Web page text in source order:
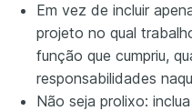
Em vez de incluir
projeto no qual
função que cumpriu,
responsabilidades
Não seja prolixo: